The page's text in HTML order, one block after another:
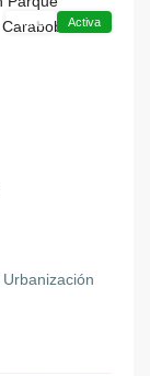
Venta Activa